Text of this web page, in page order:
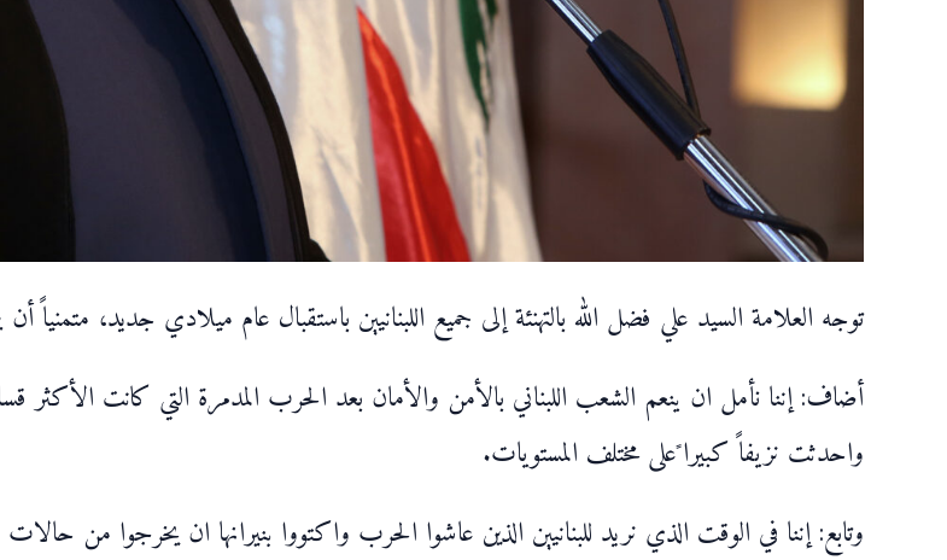
توجه العلامة السيد علي فضل الله بالتهنئة إلى جميع اللبنانيين باستقبال عام ميلادي جديد، متمنياً
أضاف: إننا نأمل ان ينعم الشعب اللبناني بالأمن والأمان بعد الحرب المدمرة التي كانت الأكثر
واحدثت نزيفاً كبيرا ًعلى مختلف المستويات.
وتابع: إننا في الوقت الذي نريد للبنانيين الذين عاشوا الحرب واكتووا بنيرانها ان يخرجوا من